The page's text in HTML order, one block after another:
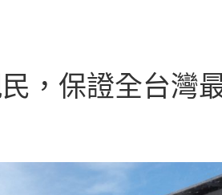
，保證全台灣